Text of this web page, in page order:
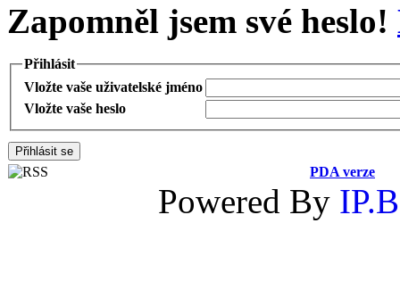
Zapomněl jsem své heslo!
Přihlásit
Vložte vaše uživatelské jméno
Vložte vaše heslo
PDA verze
Powered By